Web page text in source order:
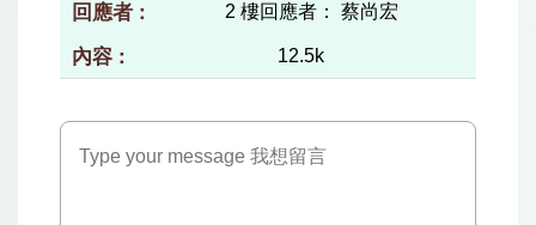
2 樓回應者： 蔡尚宏
12.5k